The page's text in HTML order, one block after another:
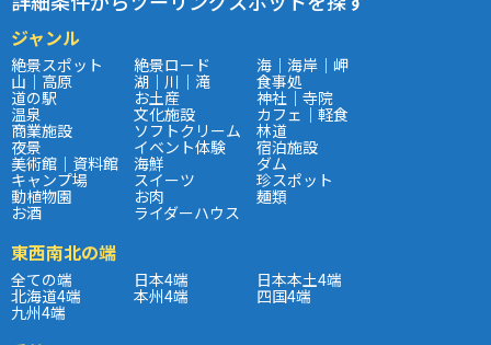
ジャンル
絶景スポット 絶景ロード 海｜海岸｜岬
山｜高原 湖｜川｜滝 食事処
道の駅 お土産 神社｜寺院
温泉 文化施設 カフェ｜軽食
商業施設 ソフトクリーム 林道
夜景 イベント体験 宿泊施設
美術館｜資料館 海鮮 ダム
キャンプ場 スイーツ 珍スポット
動植物園 お肉 麺類
お酒 ライダーハウス
東西南北の端
全ての端 日本4端 日本本土4端
北海道4端 本州4端 四国4端
九州4端